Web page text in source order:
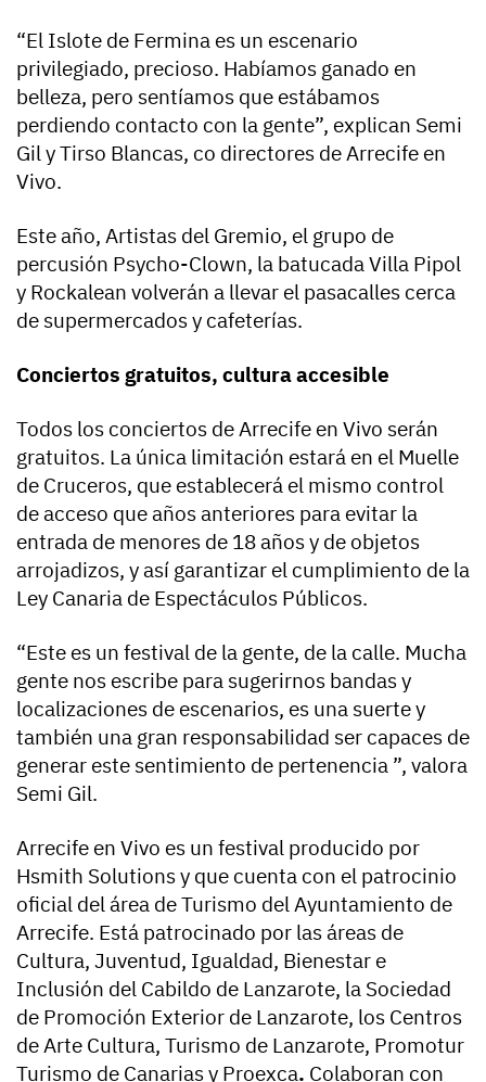
“El Islote de Fermina es un escenario
privilegiado, precioso. Habíamos ganado en
belleza, pero sentíamos que estábamos
perdiendo contacto con la gente”, explican Semi
Gil y Tirso Blancas, co directores de Arrecife en
Vivo.
Este año, Artistas del Gremio, el grupo de
percusión Psycho-Clown, la batucada Villa Pipol
y Rockalean volverán a llevar el pasacalles cerca
de supermercados y cafeterías.
Conciertos gratuitos, cultura accesible
Todos los conciertos de Arrecife en Vivo serán
gratuitos. La única limitación estará en el Muelle
de Cruceros, que establecerá el mismo control
de acceso que años anteriores para evitar la
entrada de menores de 18 años y de objetos
arrojadizos, y así garantizar el cumplimiento de la
Ley Canaria de Espectáculos Públicos.
“Este es un festival de la gente, de la calle. Mucha
gente nos escribe para sugerirnos bandas y
localizaciones de escenarios, es una suerte y
también una gran responsabilidad ser capaces de
generar este sentimiento de pertenencia ”, valora
Semi Gil.
Arrecife en Vivo es un festival producido por
Hsmith Solutions y que cuenta con el patrocinio
oficial del área de Turismo del Ayuntamiento de
Arrecife. Está patrocinado por las áreas de
Cultura, Juventud, Igualdad, Bienestar e
Inclusión del Cabildo de Lanzarote, la Sociedad
de Promoción Exterior de Lanzarote, los Centros
de Arte Cultura, Turismo de Lanzarote, Promotur
Turismo de Canarias y Proexca. Colaboran con